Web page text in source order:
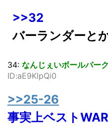
>>32
バーランダーと
34: なんじぇいボールパーク
ID:aE9KlpQi0
>>25-26
事実上ベスト